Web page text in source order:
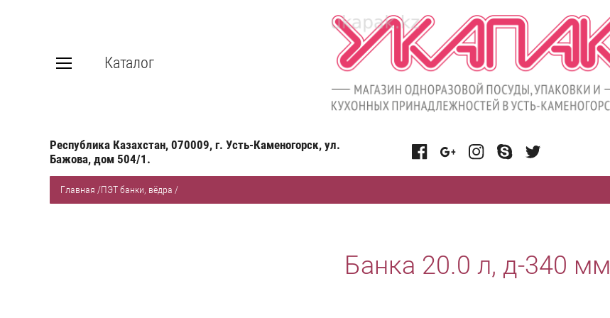
Каталог
Республика Казахстан, 070009, г. Усть-Каменогорск, ул.
Бажова, дом 504/1.
Главная /ПЭТ банки, вёдра /
Банка 20.0 л, д-340 мм